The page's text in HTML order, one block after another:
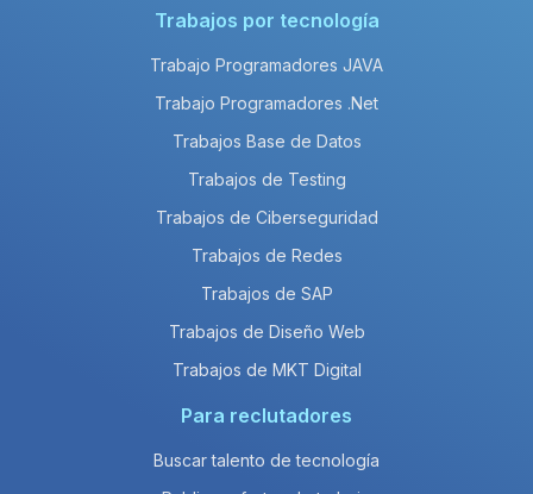
Trabajos por tecnología
Trabajo Programadores JAVA
Trabajo Programadores .Net
Trabajos Base de Datos
Trabajos de Testing
Trabajos de Ciberseguridad
Trabajos de Redes
Trabajos de SAP
Trabajos de Diseño Web
Trabajos de MKT Digital
Para reclutadores
Buscar talento de tecnología